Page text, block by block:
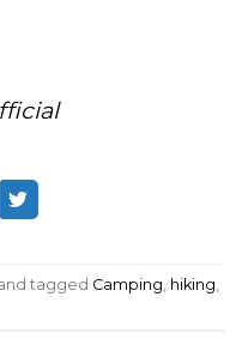
tagged Camping hiking